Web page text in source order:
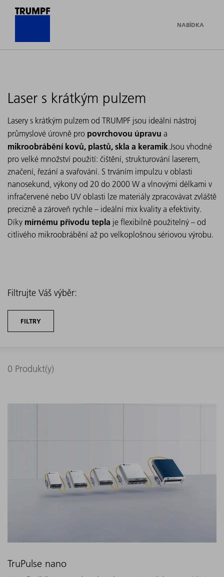
NABÍDKA
Laser s krátkým pulzem
Lasery s krátkým pulzem od TRUMPF jsou ideální nástroj
průmyslové úrovně pro povrchovou úpravu a
mikroobrábění kovů, plastů, skla a keramik.Jsou vhodné
pro velké množství použití: čištění, strukturování laserem,
značení, řezání a svařování. S trváním impulzu v oblasti
nanosekund, výkony od 20 do 2000 W a vlnovými délkami v
infračervené nebo UV oblasti lze materiály zpracovávat zvláště
precizně a zároveň rychle – ideální mix kvality a efektivity.
Díky mírnému přívodu tepla je flexibilně použitelný – od
citlivého mikroobrábění až po velkoplošnou sériovou výrobu.
Filtrujte Váš výběr:
FILTRY
0 Produkt(y)
TruPulse nano